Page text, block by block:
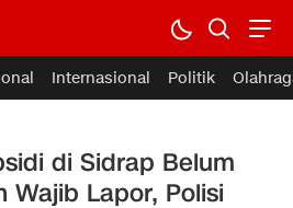
Internasional Politik
di Sidrap Belum
Wajib Lapor, Polisi